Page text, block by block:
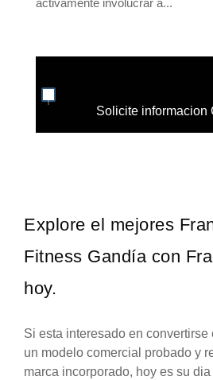
activamente involucrar a...
Solicite informacion
Explore el mejores
Fitness Gandía con
hoy.
Si esta interesado en convertirse
un modelo comercial probado y
marca incorporado, hoy es su